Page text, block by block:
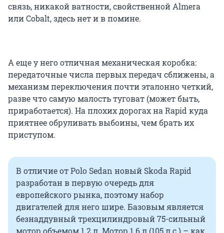
связь, никакой ватности, свойственной Almera
или Cobalt, здесь нет и в помине.
А еще у него отличная механическая коробка:
передаточные числа первых передач сближены, а
механизм переключения почти эталонно четкий,
разве что самую малость туговат (может быть,
приработается). На плохих дорогах на Rapid куда
приятнее обруливать выбоины, чем брать их
приступом.
В отличие от Polo Sedan новый Skoda Rapid
разработан в первую очередь для
европейского рынка, поэтому набор
двигателей для него шире. Базовым является
безнаддувный трехцилиндровый 75-сильный
мотор объемом 1.2 л. Мотор 1.6 л (105 л.с.) – как